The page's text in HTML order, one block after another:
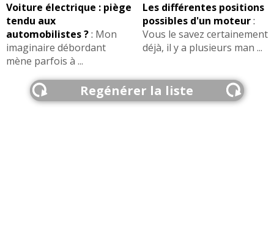
Voiture électrique : piège
tendu aux
automobilistes ?: Mon
imaginaire débordant
mène parfois à ...
Les différentes positions
possibles d'un moteur:
Vous le savez certainement
déjà, il y a plusieurs man ...
Regénérer la liste